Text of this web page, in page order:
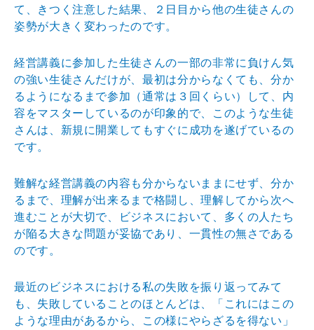
て、きつく注意した結果、２日目から他の生徒さんの
姿勢が大きく変わったのです。
経営講義に参加した生徒さんの一部の非常に負けん気
の強い生徒さんだけが、最初は分からなくても、分か
るようになるまで参加（通常は３回くらい）して、内
容をマスターしているのが印象的で、このような生徒
さんは、新規に開業してもすぐに成功を遂げているの
です。
難解な経営講義の内容も分からないままにせず、分か
るまで、理解が出来るまで格闘し、理解してから次へ
進むことが大切で、ビジネスにおいて、多くの人たち
が陥る大きな問題が妥協であり、一貫性の無さである
のです。
最近のビジネスにおける私の失敗を振り返ってみて
も、失敗していることのほとんどは、「これにはこの
ような理由があるから、この様にやらざるを得ない」